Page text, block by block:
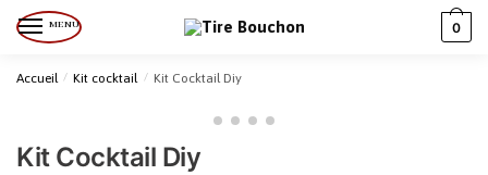
MENU 0
Accueil / Kit cocktail / Kit Cocktail Diy
Kit Cocktail Diy